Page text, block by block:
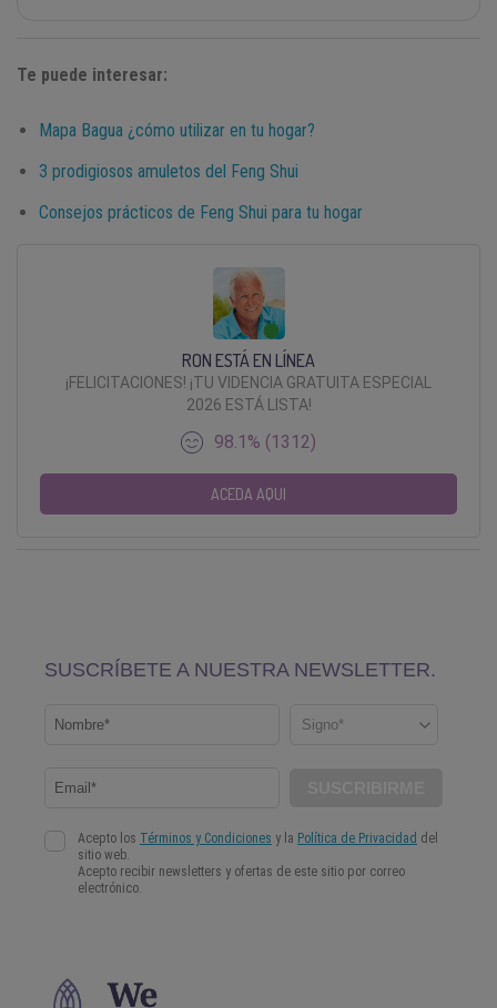
Te puede interesar:
Mapa Bagua ¿cómo utilizar en tu hogar?
3 prodigiosos amuletos del Feng Shui
Consejos prácticos de Feng Shui para tu hogar
RON ESTÁ EN LÍNEA
¡FELICITACIONES! ¡TU VIDENCIA GRATUITA ESPECIAL
2026 ESTÁ LISTA!
98.1% (1312)
ACEDA AQUI